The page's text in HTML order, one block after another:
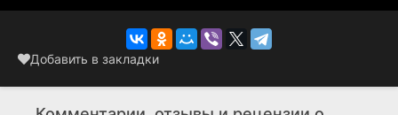
Добавить в закладки